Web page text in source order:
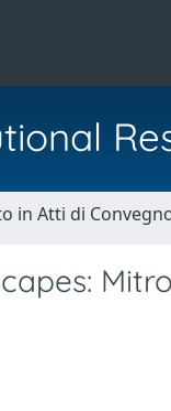
in Atti di